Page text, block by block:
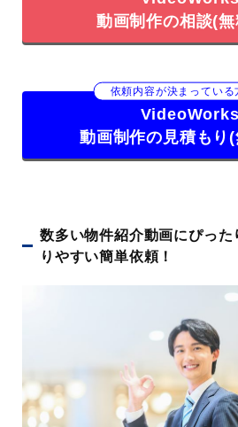
休
土日祝日
料
サイト内コンペ形式
全国で企業のPR動画やプロ
特
徴
10,000名以上のクリエイ
東京をはじめ全国47都道
年間1,000件以上の案件
数万円〜で好きな分だけ
専属コンシェルジュによ
動画制作の相談(
依頼内容が決まっている
動画制作の見積も
数多い物件紹介動画にぴっ
りやすい簡単依頼！